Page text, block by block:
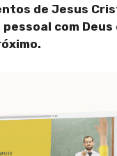
de Jesus
pessoal com